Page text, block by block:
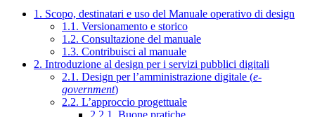
1. Scopo, destinatari e uso del Manuale operativo di design
1.1. Versionamento e storico
1.2. Consultazione del manuale
1.3. Contribuisci al manuale
2. Introduzione al design per i servizi pubblici digitali
2.1. Design per l’amministrazione digitale (e-
government)
2.2. L’approccio progettuale
2.2.1. Buone pratiche